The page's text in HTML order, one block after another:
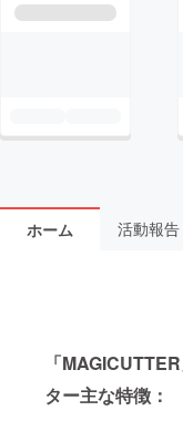
ホーム 活動報告
「
ター主な特徴：